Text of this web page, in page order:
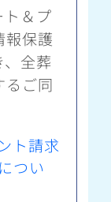
ト＆プ
報保護
全葬
るご同
ト請求
つい